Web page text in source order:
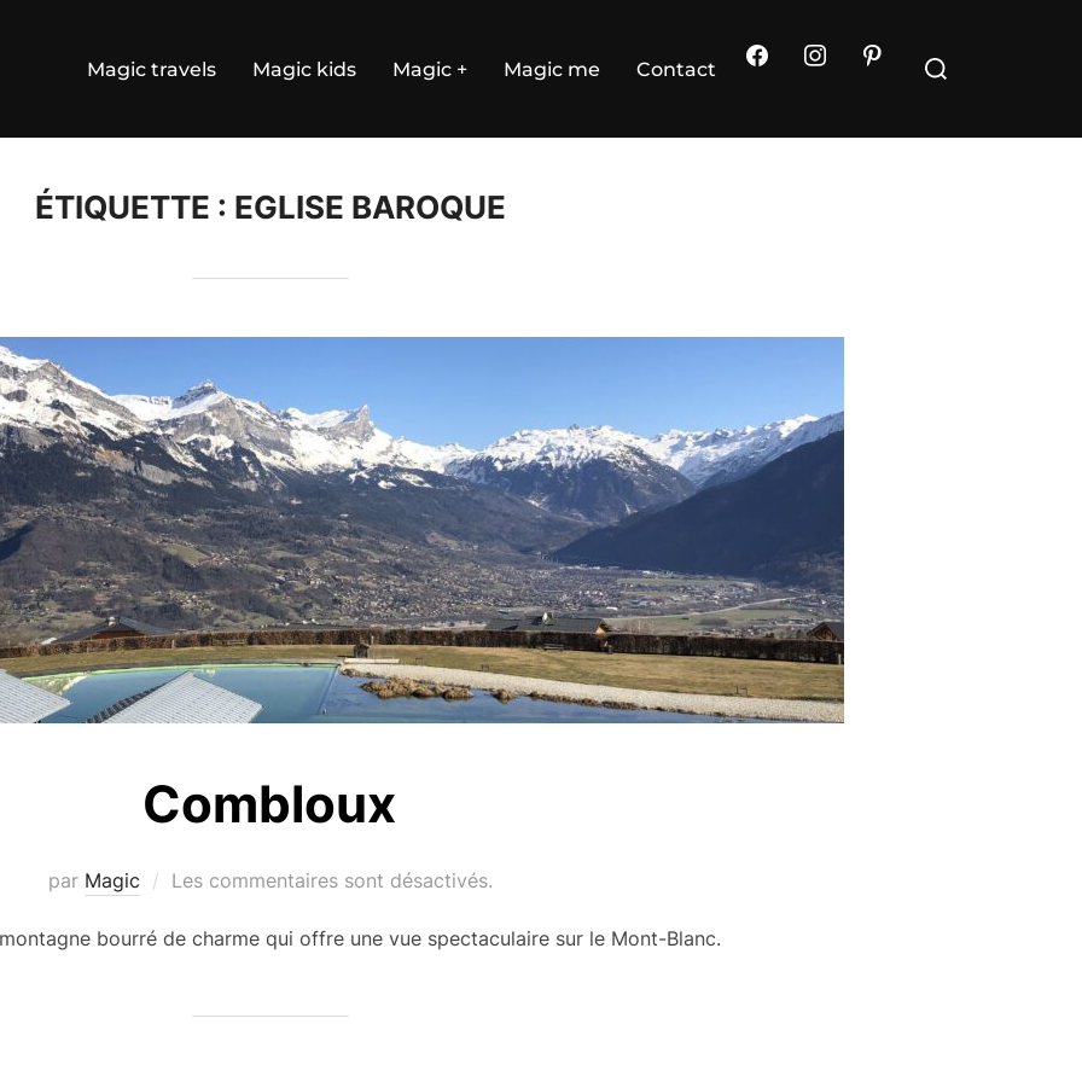
Magic travels Magic kids Magic + Magic me Contact
Rechercher :
ÉTIQUETTE : EGLISE BAROQUE
Combloux
par Magic Les commentaires sont désactivés.
bourré de charme qui offre une vue spectaculaire sur le Mont-Blanc.